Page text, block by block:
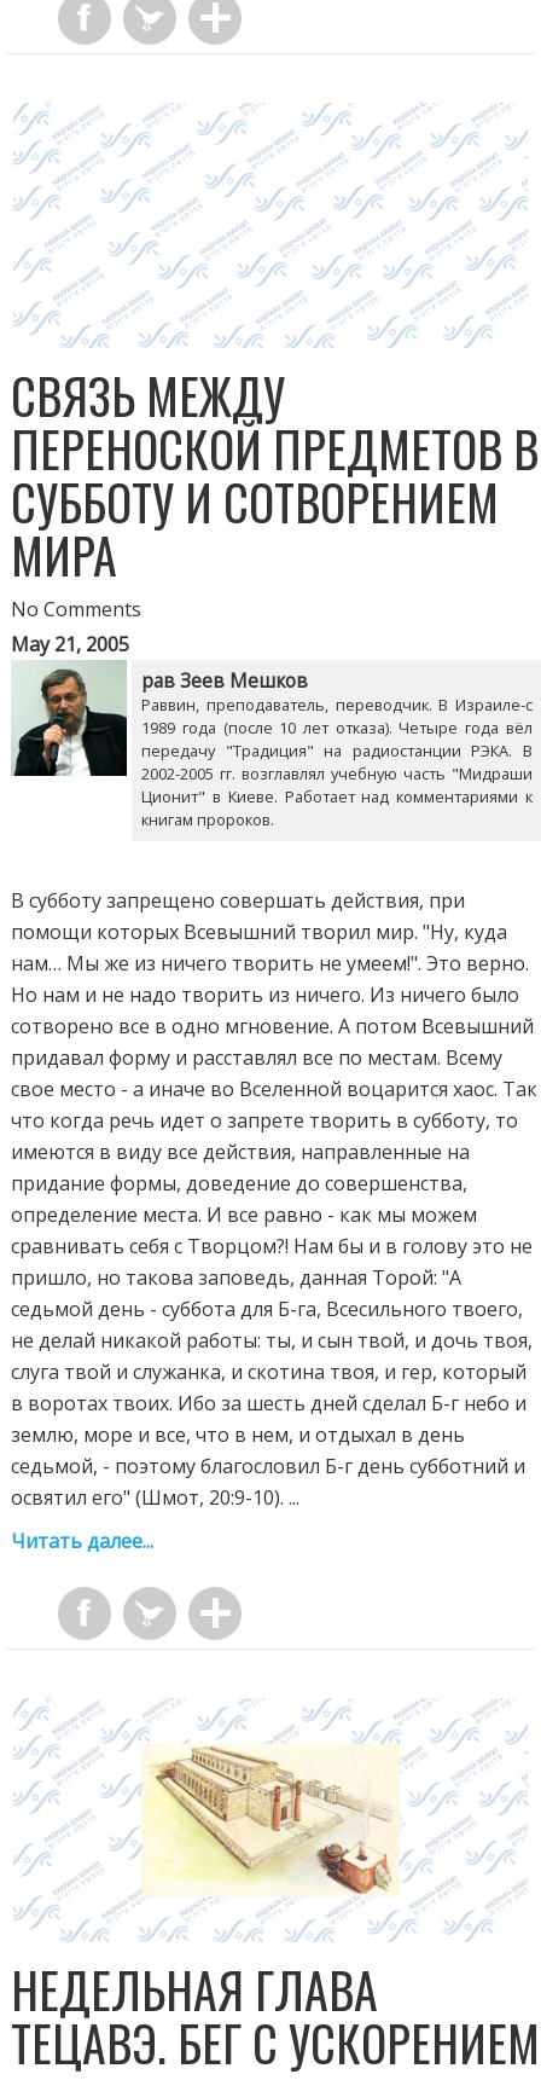
СВЯЗЬ МЕЖДУ
ПЕРЕНОСКОЙ ПРЕДМЕТОВ В
СУББОТУ И СОТВОРЕНИЕМ
МИРА
No Comments
May 21, 2005
рав Зеев Мешков
Раввин, преподаватель, переводчик. В Израиле-с
1989 года (после 10 лет отказа). Четыре года вёл
передачу "Традиция" на радиостанции РЭКА. В
2002-2005 гг. возглавлял учебную часть "Мидраши
Ционит" в Киеве. Работает над комментариями к
книгам пророков.
В субботу запрещено совершать действия, при
помощи которых Всевышний творил мир. "Ну, куда
нам… Мы же из ничего творить не умеем!". Это верно.
Но нам и не надо творить из ничего. Из ничего было
сотворено все в одно мгновение. А потом Всевышний
придавал форму и расставлял все по местам. Всему
свое место - а иначе во Вселенной воцарится хаос. Так
что когда речь идет о запрете творить в субботу, то
имеются в виду все действия, направленные на
придание формы, доведение до совершенства,
определение места. И все равно - как мы можем
сравнивать себя с Творцом?! Нам бы и в голову это не
пришло, но такова заповедь, данная Торой: "А
седьмой день - суббота для Б-га, Всесильного твоего,
не делай никакой работы: ты, и сын твой, и дочь твоя,
слуга твой и служанка, и скотина твоя, и гер, который
в воротах твоих. Ибо за шесть дней сделал Б-г небо и
землю, море и все, что в нем, и отдыхал в день
седьмой, - поэтому благословил Б-г день субботний и
освятил его" (Шмот, 20:9-10). ...
Читать далее...
НЕДЕЛЬНАЯ ГЛАВА
ТЕЦАВЭ. БЕГ С УСКОРЕНИЕМ